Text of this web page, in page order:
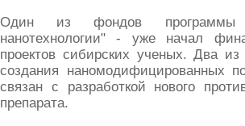
Один из фондов
нанотехнологии" - уже начал
проектов сибирских ученых. Два
создания наномодифицированных
связан с разработкой нового
препарата.